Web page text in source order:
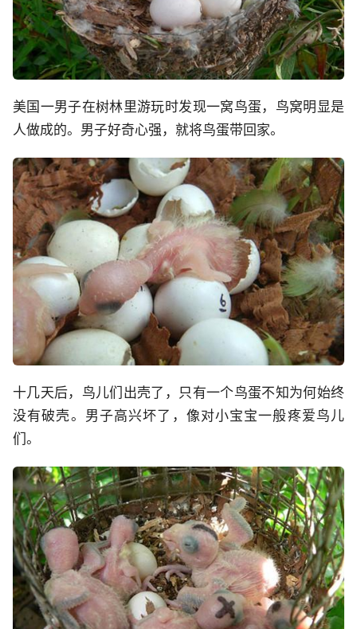
美国一男子在树林里游玩时发现一窝鸟蛋，鸟窝明显是
人做成的。男子好奇心强，就将鸟蛋带回家。
十几天后，鸟儿们出壳了，只有一个鸟蛋不知为何始终
没有破壳。男子高兴坏了，像对小宝宝一般疼爱鸟儿
们。